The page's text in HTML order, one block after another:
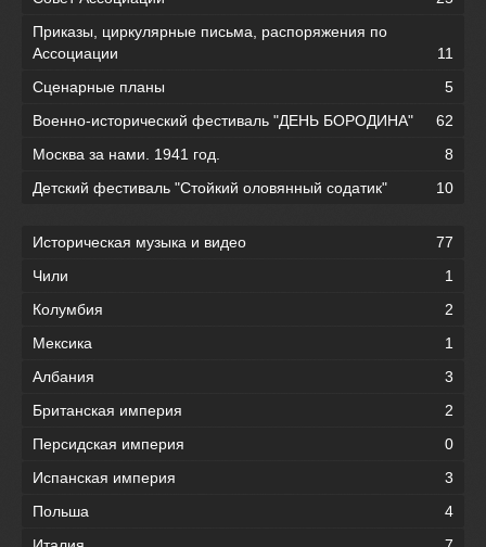
Приказы, циркулярные письма, распоряжения по
Ассоциации
11
Сценарные планы
5
Военно-исторический фестиваль "ДЕНЬ БОРОДИНА"
62
Москва за нами. 1941 год.
8
Детский фестиваль "Стойкий оловянный содатик"
10
Историческая музыка и видео
77
Чили
1
Колумбия
2
Мексика
1
Албания
3
Британская империя
2
Персидская империя
0
Испанская империя
3
Польша
4